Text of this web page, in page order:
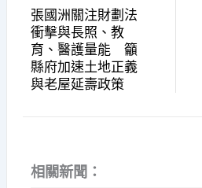
張國洲關注財劃法
衝擊與長照、教
育、醫護量能 籲
縣府加速土地正義
與老屋延壽政策
相關新聞：